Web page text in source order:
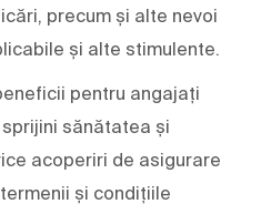
precum și alte nevoi
și alte stimulente.
pentru angajați
sănătatea și
acoperiri de asigurare
și condițiile